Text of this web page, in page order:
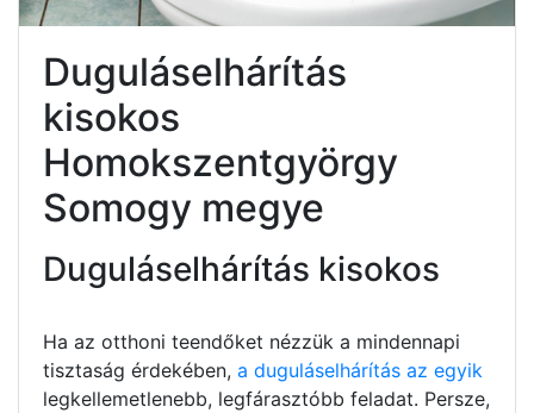
Duguláselhárítás
kisokos
Homokszentgyörgy
Somogy megye
Duguláselhárítás kisokos
Ha az otthoni teendőket nézzük a mindennapi
tisztaság érdekében, a duguláselhárítás az egyik
legkellemetlenebb, legfárasztóbb feladat. Persze,